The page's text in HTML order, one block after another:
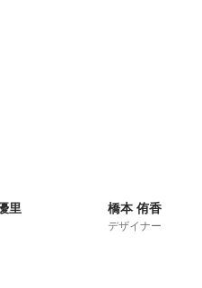
里 橋本 侑香
デザイナー